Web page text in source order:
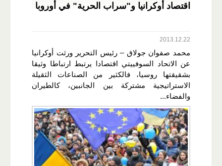
اقتصاد أوكرانيا و"سراب الحرية" في أوروبا
2013.12.22
محمد صفوان جولاق – رئيس التحرير ورثت أوكرانيا
عن الاتحاد السوفييتي اقتصادا يرتبط ارتباطا وثيقا
بشقيقتها روسيا، فالكثير من الصناعات الثقيلة
الاستراتيجية مشتركة بين الجانبين، كالطيران
والفضاء...